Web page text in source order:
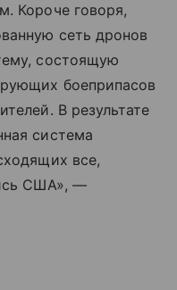
Короче говоря,
сеть дронов
состоящую
боеприпасов
В результате
система
все,
США», —